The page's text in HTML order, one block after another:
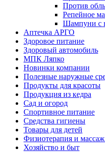
Против
Репейное
Шампуни с
Аптечка АРГО
Здоровое питание
Здоровый автомобиль
МПК Ляпко
Новинки компании
Полезные наружные
Продукты для красоты
Продукция из кедра
Сад и огород
Спортивное питание
Средства гигиены
Товары для детей
Физиотерапия и
Хозяйство и быт